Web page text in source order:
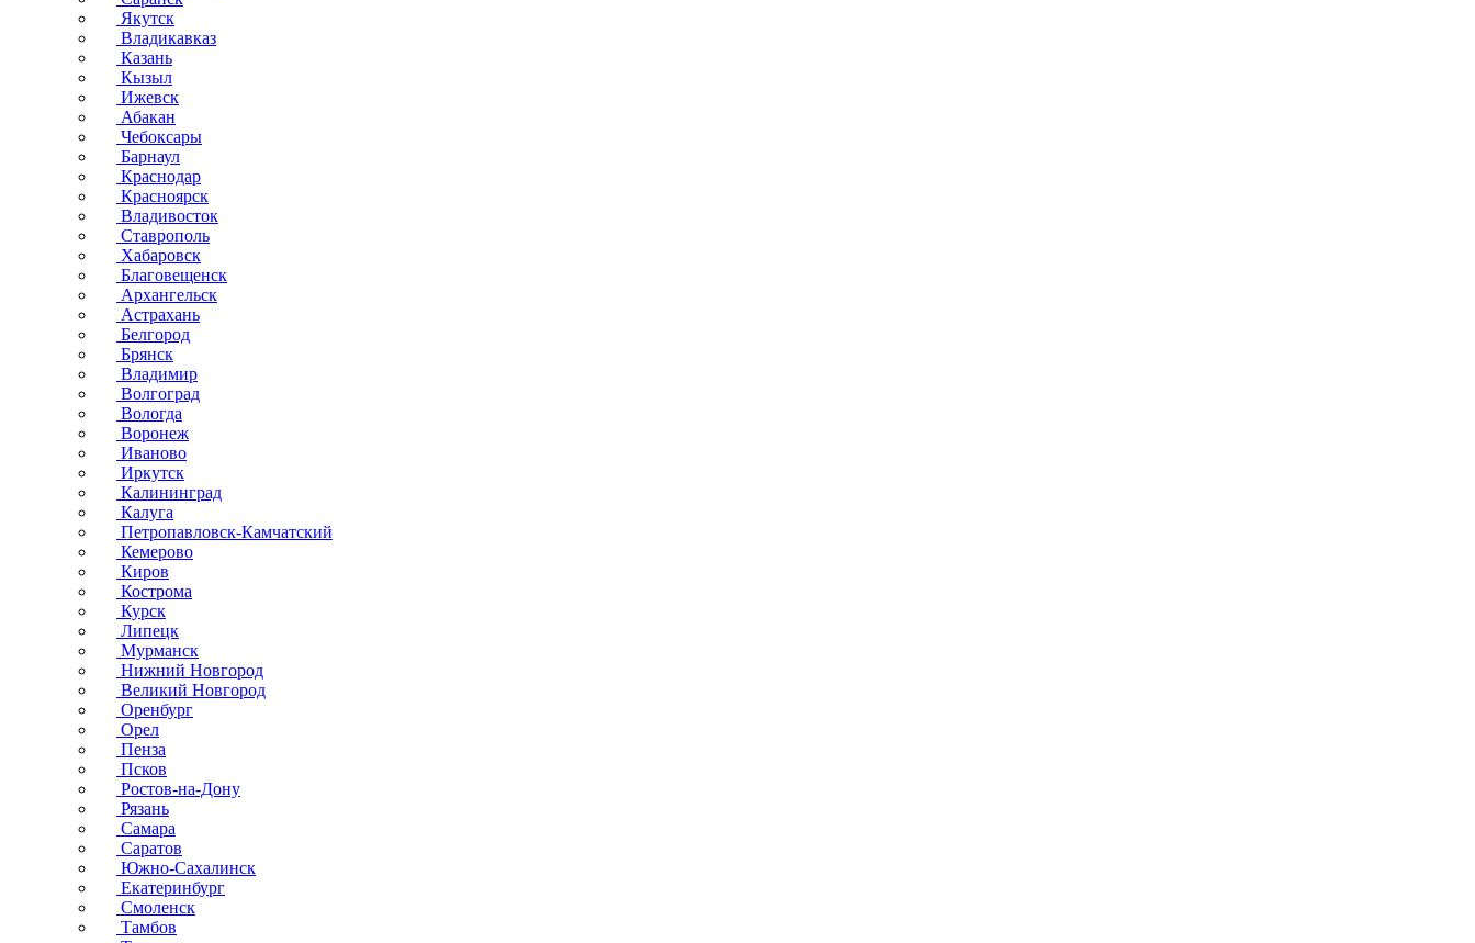
Якутск
Владикавказ
Казань
Кызыл
Ижевск
Абакан
Чебоксары
Барнаул
Краснодар
Красноярск
Владивосток
Ставрополь
Хабаровск
Благовещенск
Архангельск
Астрахань
Белгород
Брянск
Владимир
Волгоград
Вологда
Воронеж
Иваново
Иркутск
Калининград
Калуга
Петропавловск-Камчатский
Кемерово
Киров
Кострома
Курск
Липецк
Мурманск
Нижний Новгород
Великий Новгород
Оренбург
Орел
Пенза
Псков
Ростов-на-Дону
Рязань
Самара
Саратов
Южно-Сахалинск
Екатеринбург
Смоленск
Тамбов